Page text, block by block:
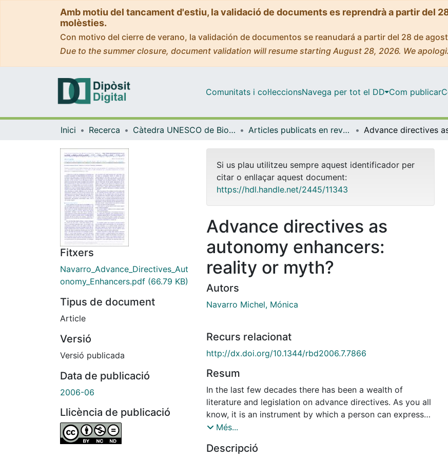
Amb motiu del tancament d'estiu, la validació de documents es reprendrà a partir del
molèsties.
Con motivo del cierre de verano, la validación de documentos se reanudará a partir del 28 de
Due to the summer closure, document validation will resume starting August 28, 2026. We
Comunitats i col·leccionsNavega per tot el DD Com publicar
Inici Recerca Càtedra UNESCO de Bioètica de la UB - Bioètica Dret i Societat Articles publicats en revistes (Càtedra UNESCO de Bioètica UB)
Fitxers
Navarro_Advance_Directives_Aut
onomy_Enhancers.pdf (66.79 KB)
Tipus de document
Article
Versió
Versió publicada
Data de publicació
2006-06
Llicència de publicació
Si us plau utilitzeu sempre aquest identificador per
citar o enllaçar aquest document:
https://hdl.handle.net/2445/11343
Advance directives as
autonomy enhancers:
reality or myth?
Autors
Navarro Michel, Mónica
Recurs relacionat
http://dx.doi.org/10.1344/rbd2006.7.7866
Resum
In the last few decades there has been a wealth of
literature and legislation on advance directives. As you all
know, it is an instrument by which a person can express
their wishes as regards what treatment
given, when he is in a situation when he can not do so
Més...
Descripció